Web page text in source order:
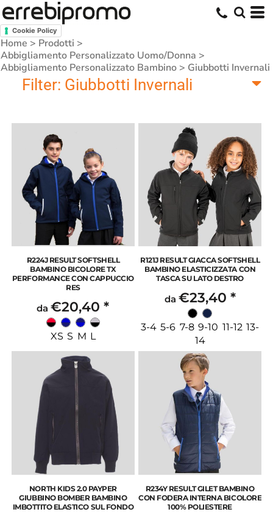
Cookie Policy
Home > Prodotti >
Abbigliamento Personalizzato Uomo/Donna >
Abbigliamento Personalizzato Bambino > Giubbotti Invernali
Filter: Giubbotti Invernali
R224J RESULT SOFTSHELL
BAMBINO BICOLORE TX
PERFORMANCE CON CAPPUCCIO
RES
da€20,40*
XS S M L
R121J RESULT GIACCA SOFTSHELL
BAMBINO ELASTICIZZATA CON
TASCA SU LATO DESTRO
da €23,40 *
3-4 5-6 7-8 9-10 11-12 13-
14
NORTH KIDS 2.0 PAYPER
GIUBBINO BOMBER BAMBINO
IMBOTTITO ELASTICO SUL FONDO
R234Y RESULT GILET BAMBINO
CON FODERA INTERNA BICOLORE
100% POLIESTERE